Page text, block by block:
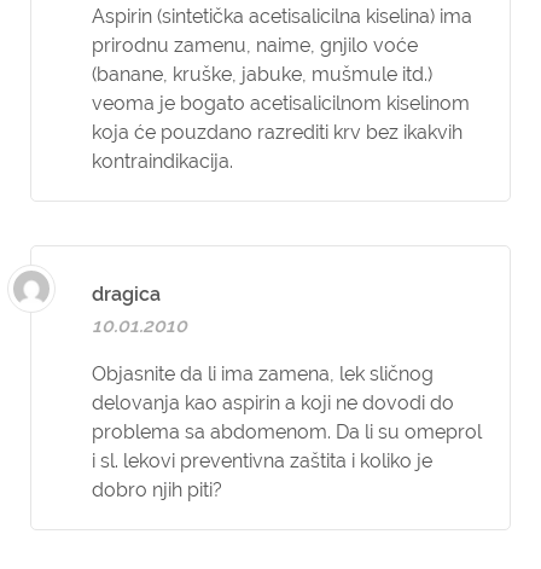
Aspirin (sintetička acetisalicilna kiselina) ima
prirodnu zamenu, naime, gnjilo voće
(banane, kruške, jabuke, mušmule itd.)
veoma je bogato acetisalicilnom kiselinom
koja će pouzdano razrediti krv bez ikakvih
kontraindikacija.
dragica
10.01.2010
Objasnite da li ima zamena, lek sličnog
delovanja kao aspirin a koji ne dovodi do
problema sa abdomenom. Da li su omeprol
i sl. lekovi preventivna zaštita i koliko je
dobro njih piti?